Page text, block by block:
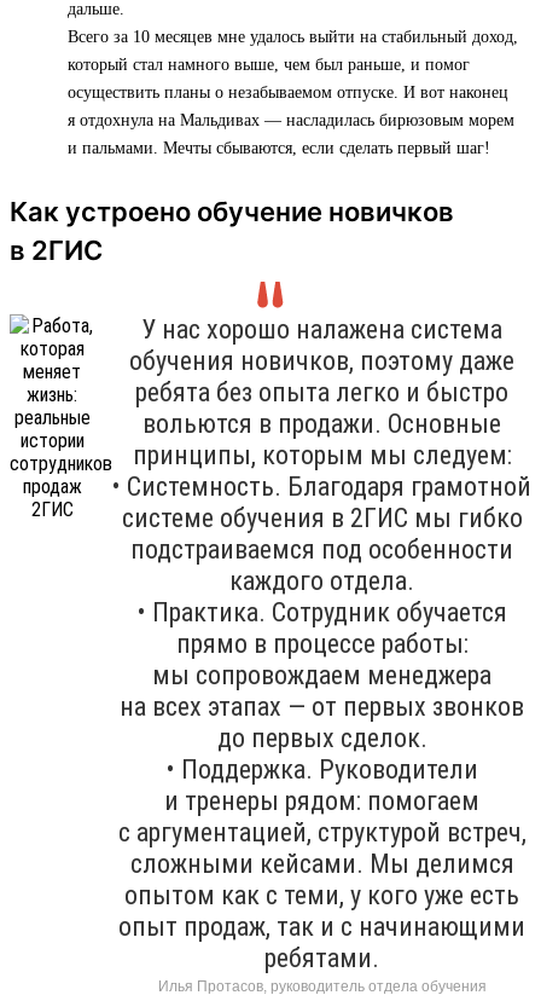
дальше.
Всего за 10 месяцев мне удалось выйти на стабильный доход,
который стал намного выше, чем был раньше, и помог
осуществить планы о незабываемом отпуске. И вот наконец
я отдохнула на Мальдивах — насладилась бирюзовым морем
и пальмами. Мечты сбываются, если сделать первый шаг!
Как устроено обучение новичков
в 2ГИС
У нас хорошо налажена система
обучения новичков, поэтому даже
ребята без опыта легко и быстро
вольются в продажи. Основные
принципы, которым мы следуем:
• Системность. Благодаря грамотной
системе обучения в 2ГИС мы гибко
подстраиваемся под особенности
каждого отдела.
• Практика. Сотрудник обучается
прямо в процессе работы:
мы сопровождаем менеджера
на всех этапах — от первых звонков
до первых сделок.
• Поддержка. Руководители
и тренеры рядом: помогаем
с аргументацией, структурой встреч,
сложными кейсами. Мы делимся
опытом как с теми, у кого уже есть
опыт продаж, так и с начинающими
ребятами.
Илья Протасов, руководитель отдела обучения